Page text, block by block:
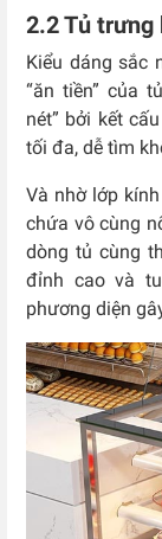
2.2 Tủ trưng
Kiểu dáng sắc
“ăn tiền” của
nét” bởi kết
tối đa, dễ tìm
Và nhờ lớp
chứa vô cùng
dòng tủ cùng
đỉnh cao và
phương diện